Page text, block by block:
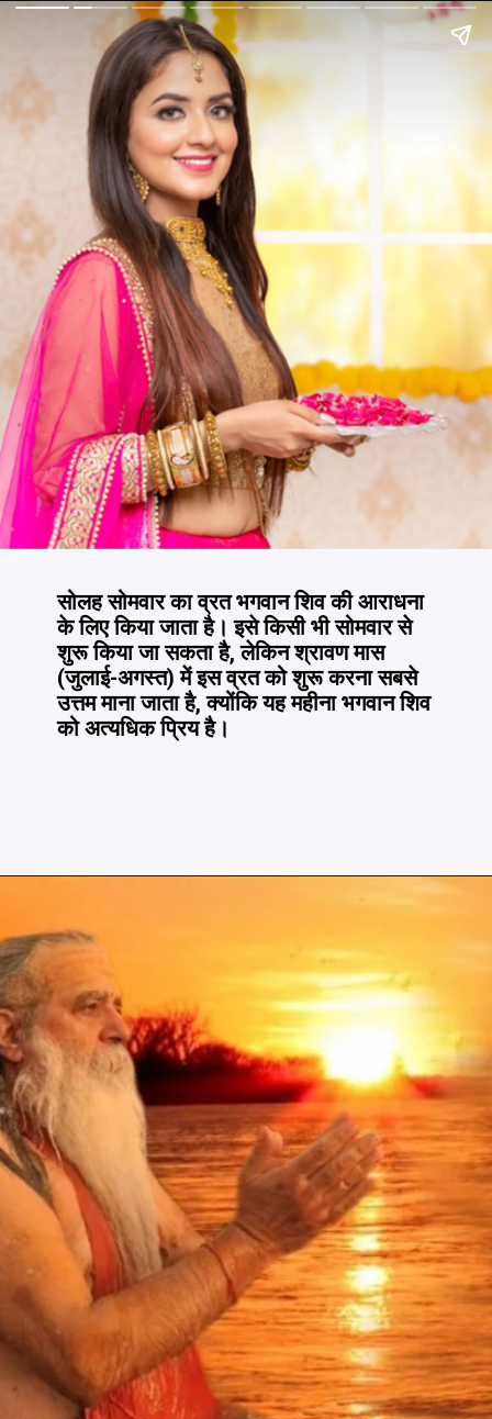
सोलह सोमवार का व्रत भगवान शिव की आराधना
के लिए किया जाता है। इसे किसी भी सोमवार से
शुरू किया जा सकता है, लेकिन श्रावण मास
(जुलाई-अगस्त) में इस व्रत को शुरू करना सबसे
उत्तम माना जाता है, क्योंकि यह महीना भगवान शिव
को अत्यधिक प्रिय है।